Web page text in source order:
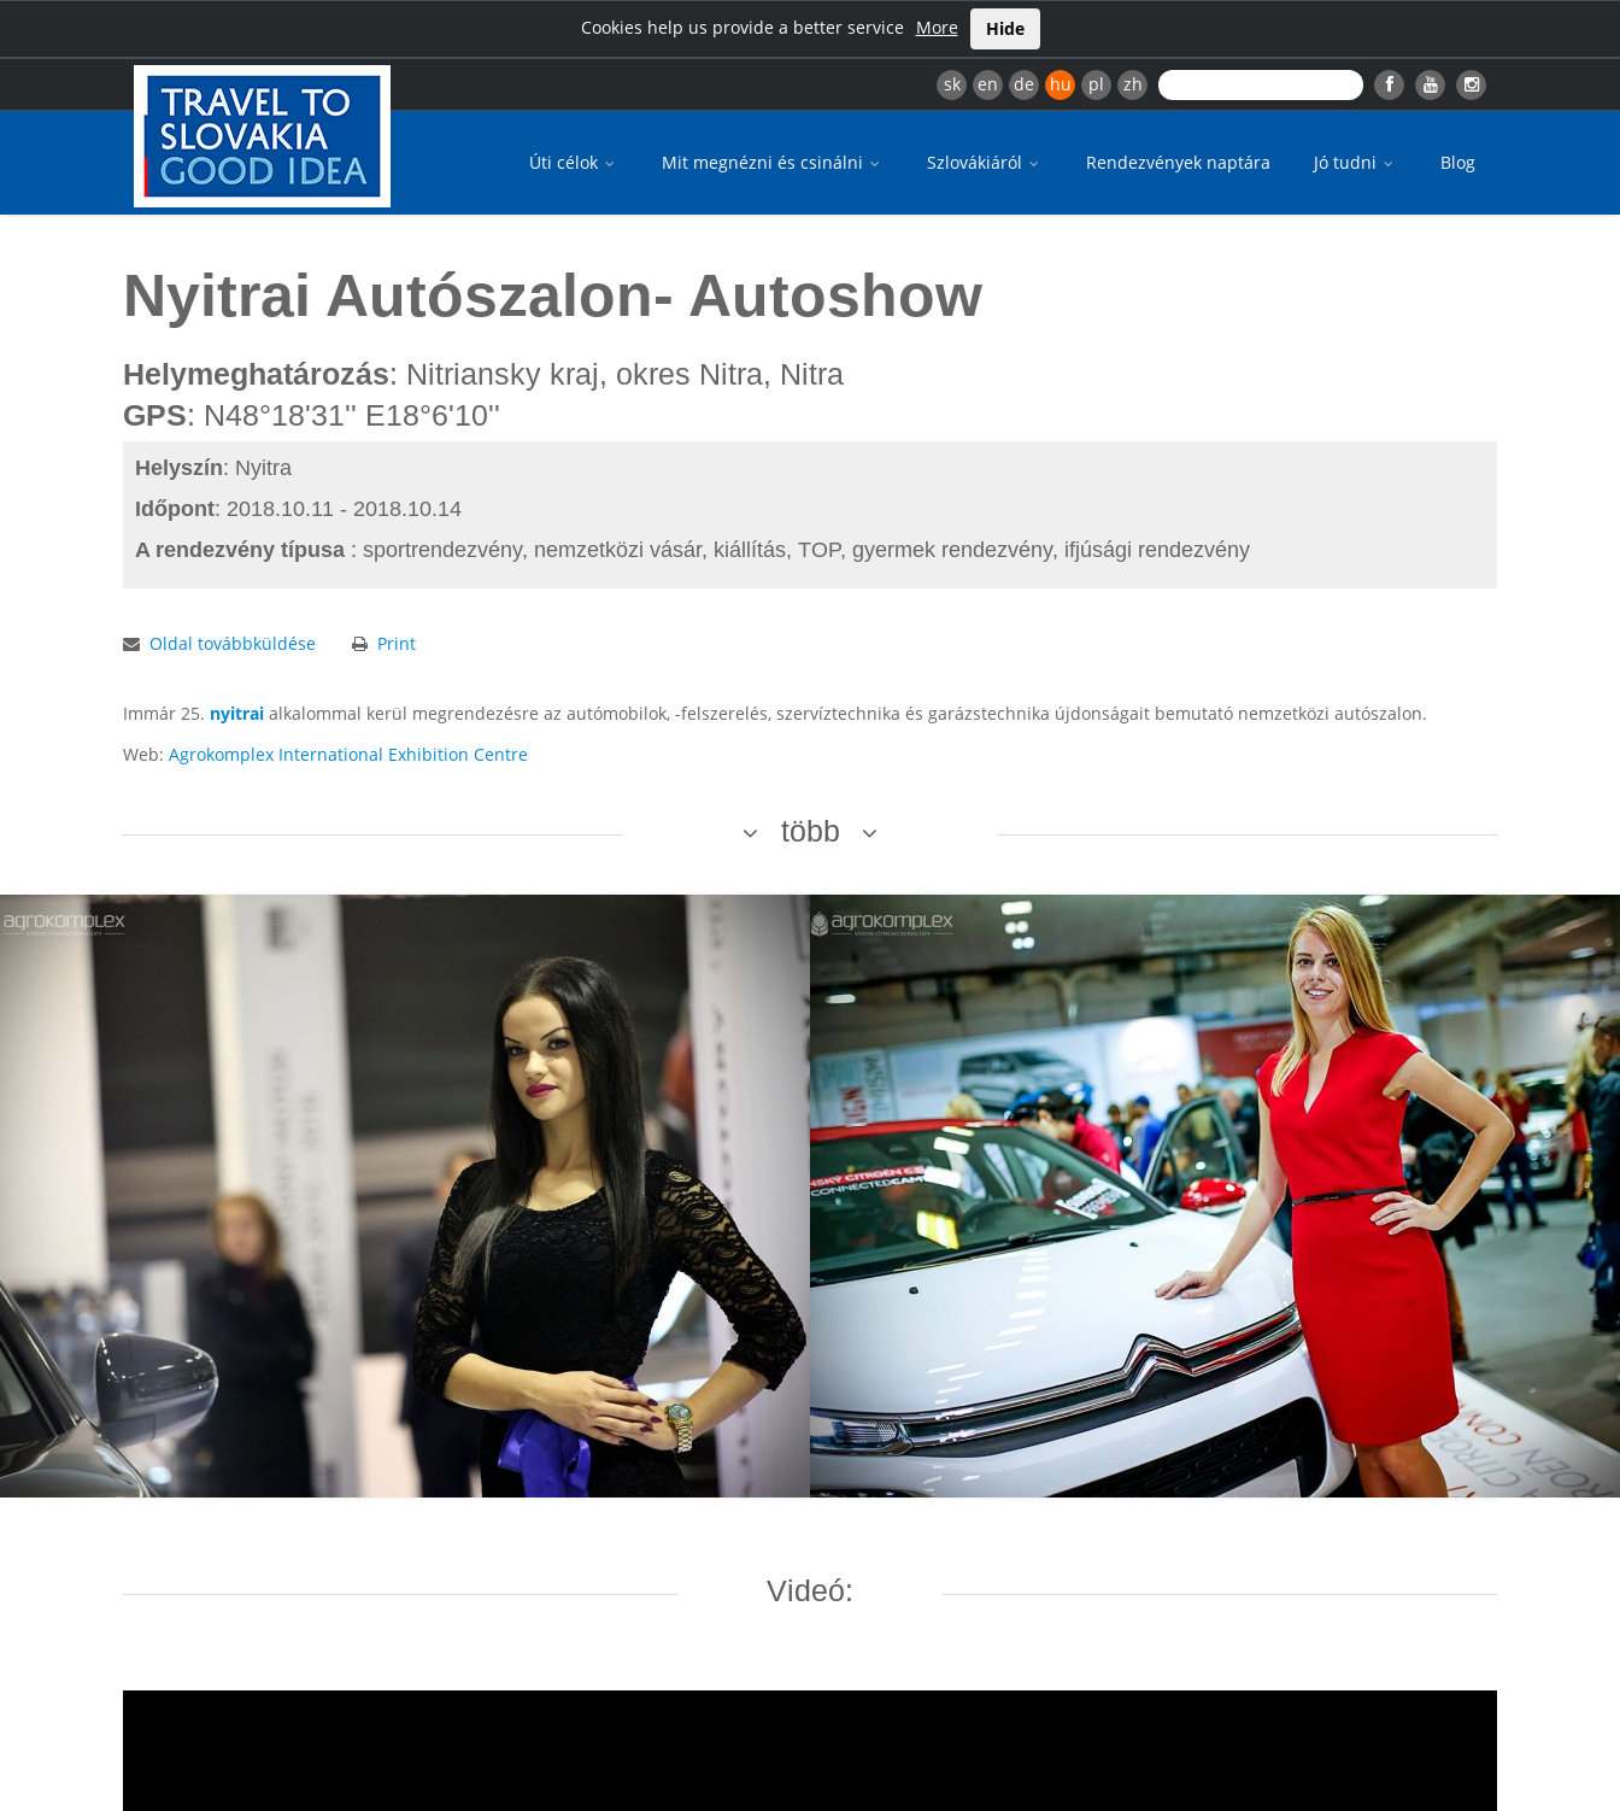
Cookies help us provide a better service More Hide
sk en de hu pl zh
Úti célok Mit megnézni és csinálni Szlovákiáról Rendezvények naptára Jó tudni Blog
Főoldal Nyitrai Autószalon- Autoshow
Nyitrai Autószalon- Autoshow
Helymeghatározás: Nitriansky kraj, okres Nitra, Nitra
GPS: N48°18'31'' E18°6'10''
Helyszín: Nyitra
Időpont: 2018.10.11 - 2018.10.14
A rendezvény típusa : sportrendezvény, nemzetközi vásár, kiállítás, TOP, gyermek rendezvény, ifjúsági rendezvény
Oldal továbbküldése Print
Immár 25. nyitrai alkalommal kerül megrendezésre az autómobilok, -felszerelés, szervíztechnika és garázstechnika újdonságait bemutató nemzetközi autószalon.
Web: Agrokomplex International Exhibition Centre
több
Videó: